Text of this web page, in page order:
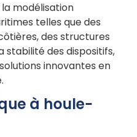
modélisation
telles que des
des structures
stabilité des dispositifs,
innovantes en
à houle-